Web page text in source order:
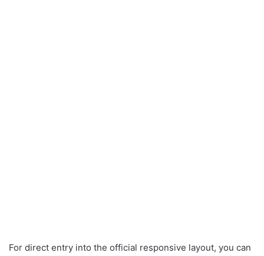
For direct entry into the official responsive layout, you can